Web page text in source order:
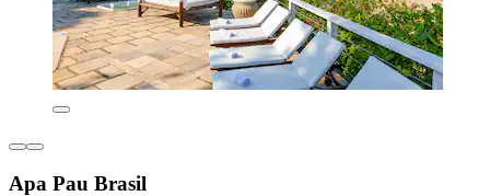
Apa Pau Brasil